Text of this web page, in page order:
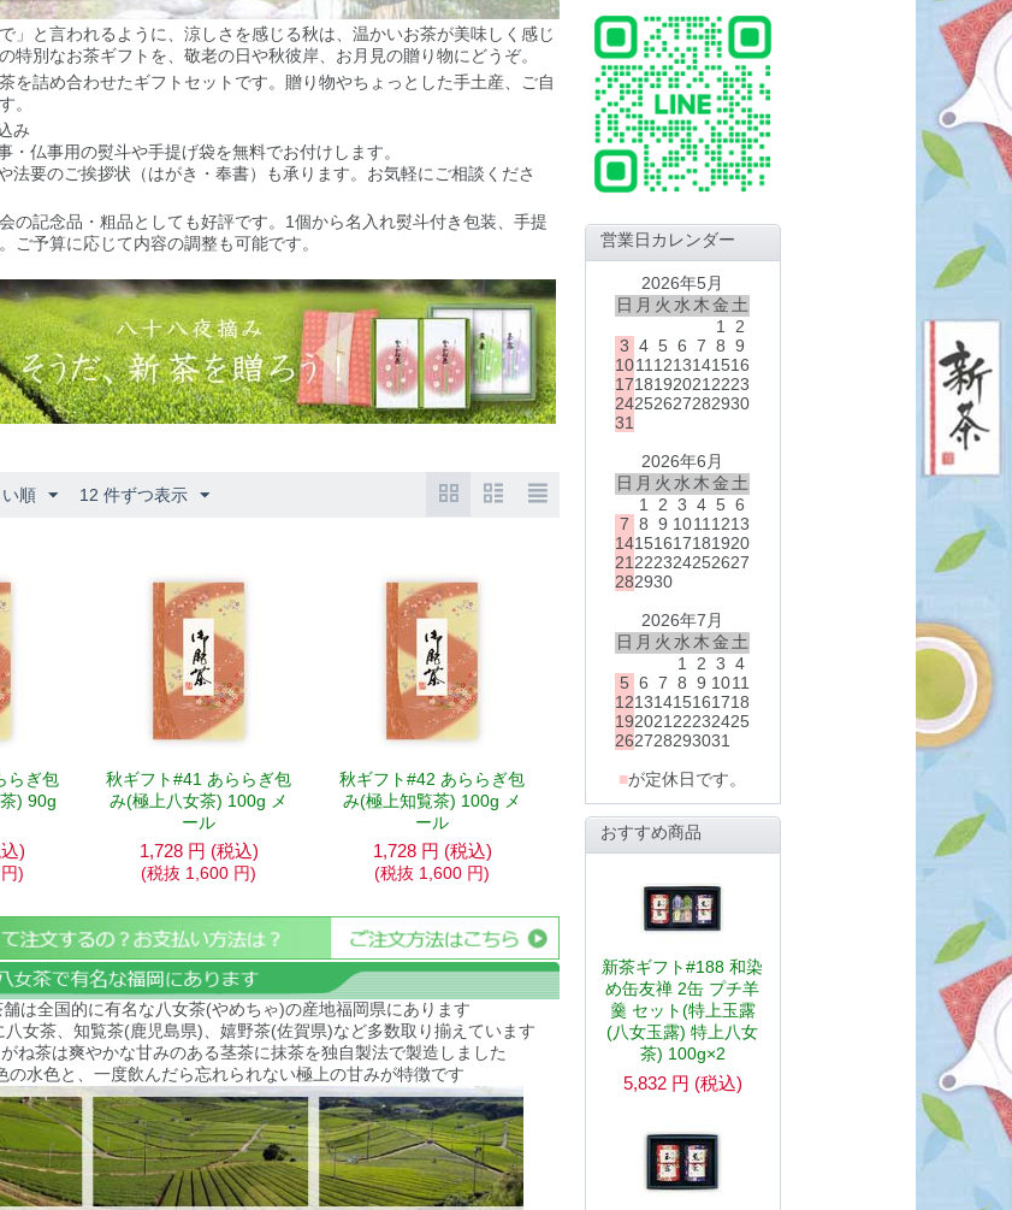
」と言われるように、涼しさを感じる秋は、温かいお茶が美味しく感じ
特別なお茶ギフトを、敬老の日や秋彼岸、お月見の贈り物にどうぞ。
を詰め合わせたギフトセットです。贈り物やちょっとした手土産、ご自
。
み
・仏事用の熨斗や手提げ袋を無料でお付けします。
法要のご挨拶状（はがき・奉書）も承ります。お気軽にご相談くださ
の記念品・粗品としても好評です。1個から名入れ熨斗付き包装、手提
ご予算に応じて内容の調整も可能です。
順 12 件ずつ表示
らぎ包
) 90g
)
円)
秋ギフト#41 あららぎ包
み(極上八女茶) 100g メ
ール
1,728 円 (税込)
(税抜 1,600 円)
秋ギフト#42 あららぎ包
み(極上知覧茶) 100g メ
ール
1,728 円 (税込)
(税抜 1,600 円)
舗は全国的に有名な八女茶(やめちゃ)の産地福岡県にあります
八女茶、知覧茶(鹿児島県)、嬉野茶(佐賀県)など多数取り揃えています
ね茶は爽やかな甘みのある茎茶に抹茶を独自製法で製造しました
の水色と、一度飲んだら忘れられない極上の甘みが特徴です
営業日カレンダー
2026年5月
日 月 火 水 木 金 土
1
2
3 4 5 6 7 8 9
1011 1213141516
1718192021 2223
24252627282930
31
2026年6月
日 月 火 水 木 金 土
1
2 3 4 5 6
7 8 9 1011 1213
14151617181920
21 222324252627
282930
2026年7月
日 月 火 水 木 金 土
1
2 3 4
5 6 7 8 9 1011
12131415161718
192021 22232425
262728293031
■が定休日です。
おすすめ商品
新茶ギフト#188 和染
め缶友禅 2缶 プチ羊
羹 セット(特上玉露
(八女玉露) 特上八女
茶) 100g×2
5,832 円 (税込)